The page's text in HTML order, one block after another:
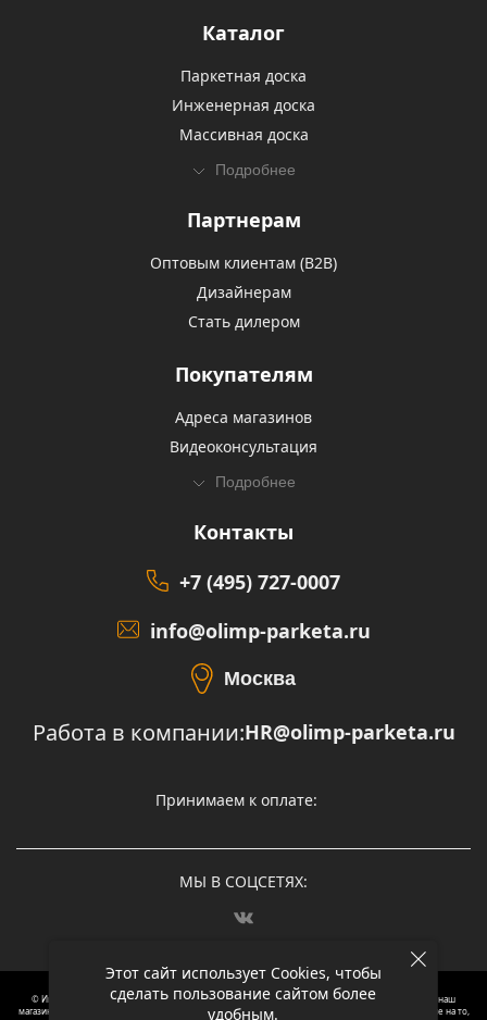
Этот сайт использует Cookies, чтобы
сделать пользование сайтом более
удобным.
Каталог
Паркетная доска
Инженерная доска
Массивная доска
Подробнее
Партнерам
Оптовым клиентам (В2В)
Дизайнерам
Стать дилером
Покупателям
Адреса магазинов
Видеоконсультация
Подробнее
Контакты
+7 (495) 727-0007
info@olimp-parketa.ru
Москва
Работа в компании:HR@olimp-parketa.ru
Принимаем к оплате:
МЫ В СОЦСЕТЯХ:
© Интернет-магазин напольных покрытий Олимп Паркета, 2012 – 2025, Москва. Обращаясь в наш
магазин, вы даете согласие на обработку ваших персональных данных.
Oбращаем вaше внимaние нa то,